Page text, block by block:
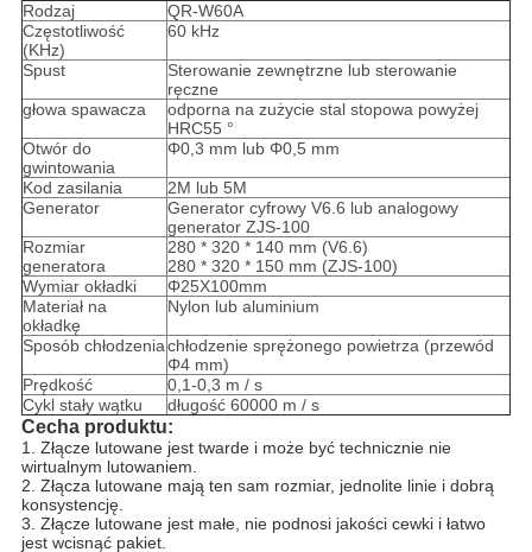
Rodzaj
QR-W60A
Częstotliwość
(KHz)
60 kHz
Spust
Sterowanie zewnętrzne lub sterowanie
ręczne
głowa spawacza
odporna na zużycie stal stopowa powyżej
HRC55 °
Otwór do
gwintowania
Φ0,3 mm lub Φ0,5 mm
Kod zasilania
2M lub 5M
Generator
Generator cyfrowy V6.6 lub analogowy
generator ZJS-100
Rozmiar
generatora
280 * 320 * 140 mm (V6.6)
280 * 320 * 150 mm (ZJS-100)
Wymiar okładki
Φ25X100mm
Materiał na
okładkę
Nylon lub aluminium
Sposób chłodzeniachłodzenie sprężonego powietrza (przewód
Φ4 mm)
Prędkość
0,1-0,3 m / s
Cykl stały wątku
długość 60000 m / s
Cecha produktu:
1. Złącze lutowane jest twarde i może być technicznie nie
wirtualnym lutowaniem.
2. Złącza lutowane mają ten sam rozmiar, jednolite linie i dobrą
konsystencję.
3. Złącze lutowane jest małe, nie podnosi jakości cewki i łatwo
jest wcisnąć pakiet.